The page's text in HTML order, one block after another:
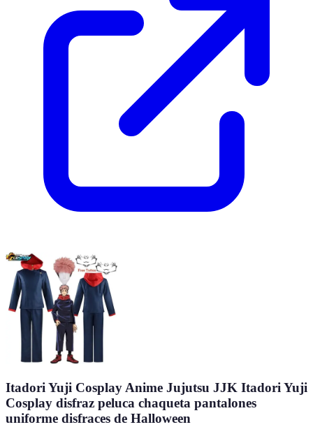
Itadori Yuji Cosplay Anime Jujutsu JJK Itadori Yuji
Cosplay disfraz peluca chaqueta pantalones
uniforme disfraces de Halloween